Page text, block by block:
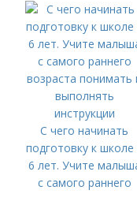
С чего начинать
подготовку к школе
6 лет. Учите
с самого раннего